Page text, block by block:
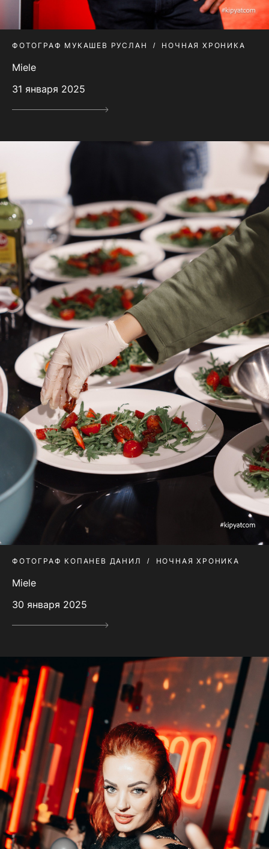
ФОТОГРАФ МУКАШЕВ РУСЛАН НОЧНАЯ ХРОНИКА
Miele
31 января 2025
ФОТОГРАФ КОПАНЕВ ДАНИЛ НОЧНАЯ ХРОНИКА
Miele
30 января 2025